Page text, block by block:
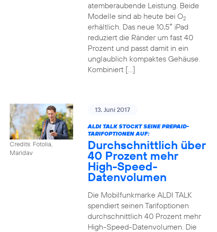
atemberaubende Leistung. Beide
Modelle sind ab heute bei O2
erhältlich. Das neue 10,5″ iPad
reduziert die Ränder um fast 40
Prozent und passt damit in ein
unglaublich kompaktes Gehäuse.
Kombiniert […]
Credits: Fotolia,
Maridav
13. Juni 2017
ALDI TALK STOCKT SEINE PREPAID-
TARIFOPTIONEN AUF:
Durchschnittlich über
40 Prozent mehr
High-Speed-
Datenvolumen
Die Mobilfunkmarke ALDI TALK
spendiert seinen Tarifoptionen
durchschnittlich 40 Prozent mehr
High-Speed-Datenvolumen. Die